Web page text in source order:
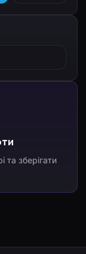
зберігати